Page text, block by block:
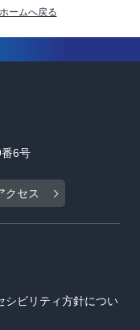
ホームへ戻る
6号
クセス
シビリティ方針につい